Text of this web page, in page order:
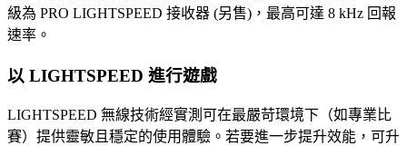
級為 PRO LIGHTSPEED 接收器 (另售)，最高可達 8 kHz 回報
速率。
以 LIGHTSPEED 進行遊戲
LIGHTSPEED 無線技術經實測可在最嚴苛環境下（如專業比
賽）提供靈敏且穩定的使用體驗。若要進一步提升效能，可升